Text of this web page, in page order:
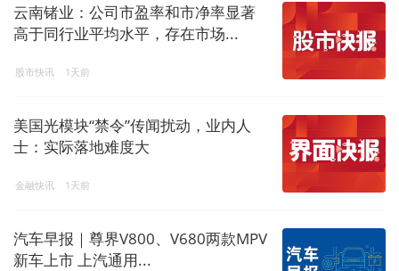
云南锗业：公司市盈率和市净率显著
高于同行业平均水平，存在市场...
股市快讯 1天前
美国光模块“禁令”传闻扰动，业内人
士：实际落地难度大
金融快讯 1天前
汽车早报｜尊界V800、V680两款MPV
新车上市 上汽通用...